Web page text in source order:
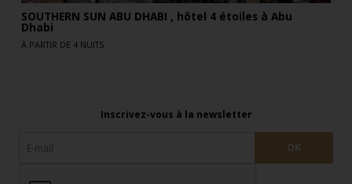
SOUTHERN SUN ABU DHABI , hôtel 4 étoiles à Abu
Dhabi
À PARTIR DE 4 NUITS
Inscrivez-vous à la newsletter